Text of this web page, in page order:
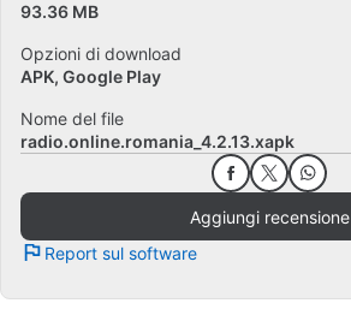
93.36 MB
Opzioni di download
APK, Google Play
Nome del file
radio.online.romania_4.2.13.xapk
Aggiungi recensione
Report sul software